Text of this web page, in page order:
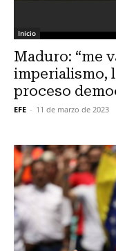
Inicio
Maduro: “me
imperialismo,
proceso
EFE - 11 de marzo de 2023